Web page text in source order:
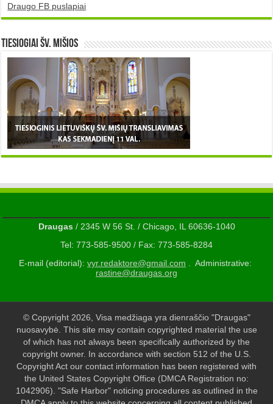
Draugo FB puslapiai
TIESIOGIAI šv. MIŠIOS
Draugas/ 2345 W 56 St. / Chicago, IL 60636-1040
Tel: 773-585-9500 / Fax: 773-585-8284
E-mail (editorial): vyr.redaktore@gmail.com . Administrative:
rastine@draugas.org
© Copyright 2026, Visa medžiaga yra dienraščio "Draugas"
nuosavybė. This site may contain copyrighted material the use
of which has not always been specifically authorized by the
copyright owner. In accordance with section 512 of the U.S.
Copyright Act our contact information has been registered with
the United States Copyright Office (DMCA Registration no:
1042906). "Safe Harbor" noticing procedures as outlined in the